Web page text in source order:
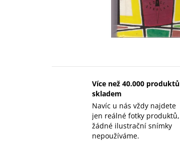
Více než 40.000 produktů
skladem
Navíc u nás vždy najdete
jen reálné fotky produktů,
žádné ilustrační snímky
nepoužíváme.